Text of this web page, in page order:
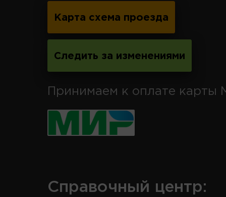
Карта схема проезда
Следить за изменениями
Принимаем к оплате карты
Справочный центр: